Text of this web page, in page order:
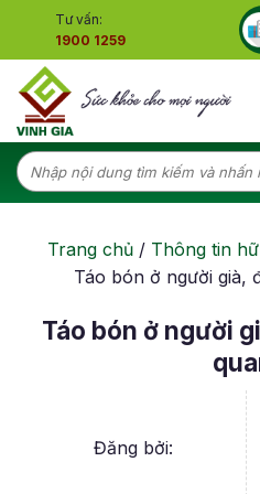
content
Tư vấn:
1900 1259
Tìm
kiếm:
Trang chủ/ Thông tin
Táo bón ở người già,
Táo bón ở người
Đăng bởi: